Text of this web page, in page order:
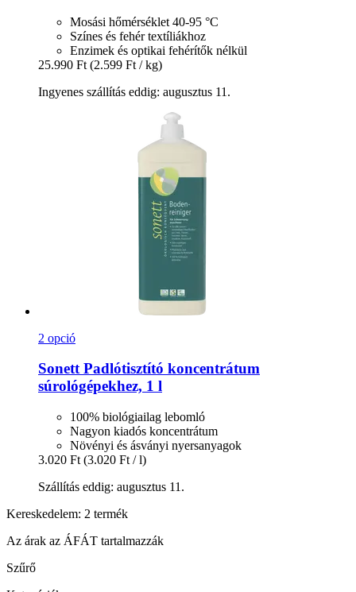
Mosási hőmérséklet 40-95 °C
Színes és fehér textíliákhoz
Enzimek és optikai fehérítők nélkül
25.990 Ft (2.599 Ft / kg)
Ingyenes szállítás eddig: augusztus 11.
2 opció
SonettPadlótisztító koncentrátum
súrológépekhez, 1 l
100% biológiailag lebomló
Nagyon kiadós koncentrátum
Növényi és ásványi nyersanyagok
3.020 Ft (3.020 Ft / l)
Szállítás eddig: augusztus 11.
Kereskedelem: 2 termék
Az árak az ÁFÁT tartalmazzák
Szűrő